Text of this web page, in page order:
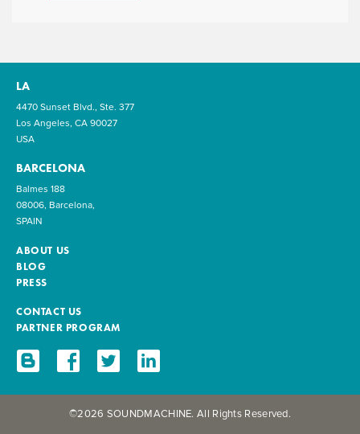
LA
4470 Sunset Blvd., Ste. 377
Los Angeles, CA 90027
USA
BARCELONA
Balmes 188
08006, Barcelona,
SPAIN
ABOUT US
BLOG
PRESS
CONTACT US
PARTNER PROGRAM
©2026 SOUNDMACHINE. All Rights Reserved.